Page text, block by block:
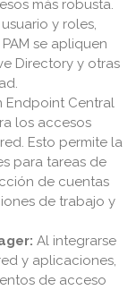
más robusta.
y roles,
se apliquen
Directory y otras
Endpoint Central
los accesos
Esto permite la
para tareas de
de cuentas
de trabajo y
Al integrarse
y aplicaciones,
de acceso